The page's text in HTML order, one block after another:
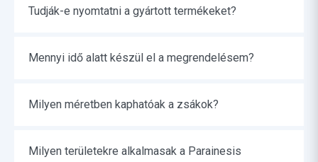
Tudják-e nyomtatni a gyártott termékeket?
Mennyi idő alatt készül el a megrendelésem?
Milyen méretben kaphatóak a zsákok?
Milyen területekre alkalmasak a Parainesis